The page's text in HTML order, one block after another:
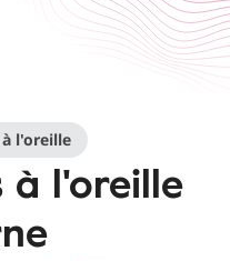
l'oreille
à l'oreille